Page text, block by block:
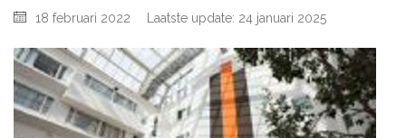
18 februari 2022 Laatste update: 24 januari 2025